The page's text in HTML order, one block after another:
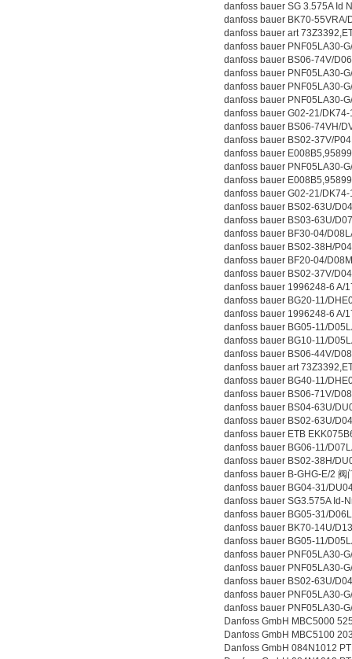
danfoss bauer SG 3.575A Id
danfoss bauer BK70-55VRA/
danfoss bauer art
danfoss bauer PNF05LA30-
danfoss bauer BS06-74V/
danfoss bauer PNF05LA30-
danfoss bauer PNF05LA30-
danfoss bauer PNF05LA30-
danfoss bauer G02-21/
danfoss bauer BS06-74VH/
danfoss bauer BS02-37V/
danfoss bauer
danfoss bauer PNF05LA30-
danfoss bauer
danfoss bauer G02-21/
danfoss bauer BS02-63U/
danfoss bauer BS03-63U/
danfoss bauer BF30-04/
danfoss bauer BS02-38H/
danfoss bauer BF20-04/
danfoss bauer BS02-37V/
danfoss bauer 1996248-6 A/
danfoss bauer BG20-11/
danfoss bauer 1996248-6 A/
danfoss bauer BG05-11/
danfoss bauer BG10-11/
danfoss bauer BS06-44V/
danfoss bauer art
danfoss bauer BG40-11/
danfoss bauer BS06-71V/
danfoss bauer BS04-63U/
danfoss bauer BS02-63U/
danfoss bauer ETB
danfoss bauer BG06-11/
danfoss bauer BS02-38H/
danfoss bauer B-GHG-E/2 阀
danfoss bauer BG04-31/
danfoss bauer SG3.575A Id-
danfoss bauer BG05-31/
danfoss bauer BK70-14U/
danfoss bauer BG05-11/
danfoss bauer PNF05LA30-
danfoss bauer PNF05LA30-
danfoss bauer BS02-63U/
danfoss bauer PNF05LA30-
danfoss bauer PNF05LA30-
Danfoss GmbH MBC5000
Danfoss GmbH MBC5100
Danfoss GmbH 084N1012